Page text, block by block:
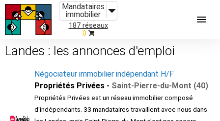
Mandataires
immobilier
187 réseaux
0
Landes : les annonces d'emploi
Négociateur immobilier indépendant H/F
Propriétés Privées - Saint-Pierre-du-Mont (40)
Propriétés Privées est un réseau immobilier composé
d'indépendants. 33 mandataires travaillent avec nous dans